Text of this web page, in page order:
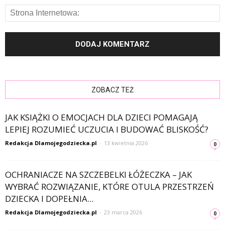
ZOBACZ TEŻ
JAK KSIĄŻKI O EMOCJACH DLA DZIECI POMAGAJĄ
LEPIEJ ROZUMIEĆ UCZUCIA I BUDOWAĆ BLISKOŚĆ?
Redakcja Dlamojegodziecka.pl - 13 kwietnia 2026 0
OCHRANIACZE NA SZCZEBELKI ŁÓŻECZKA – JAK
WYBRAĆ ROZWIĄZANIE, KTÓRE OTULA PRZESTRZEŃ
DZIECKA I DOPEŁNIA...
Redakcja Dlamojegodziecka.pl - 23 marca 2026 0